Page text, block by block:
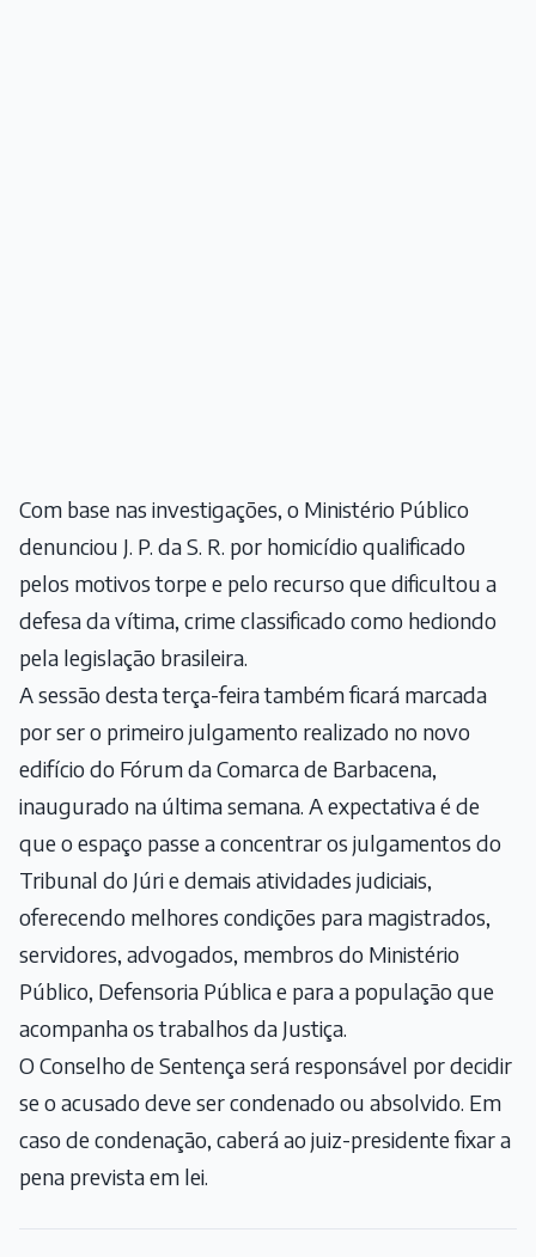
Com base nas investigações, o Ministério Público
denunciou J. P. da S. R. por homicídio qualificado
pelos motivos torpe e pelo recurso que dificultou a
defesa da vítima, crime classificado como hediondo
pela legislação brasileira.
A sessão desta terça-feira também ficará marcada
por ser o primeiro julgamento realizado no novo
edifício do Fórum da Comarca de Barbacena,
inaugurado na última semana. A expectativa é de
que o espaço passe a concentrar os julgamentos do
Tribunal do Júri e demais atividades judiciais,
oferecendo melhores condições para magistrados,
servidores, advogados, membros do Ministério
Público, Defensoria Pública e para a população que
acompanha os trabalhos da Justiça.
O Conselho de Sentença será responsável por decidir
se o acusado deve ser condenado ou absolvido. Em
caso de condenação, caberá ao juiz-presidente fixar a
pena prevista em lei.